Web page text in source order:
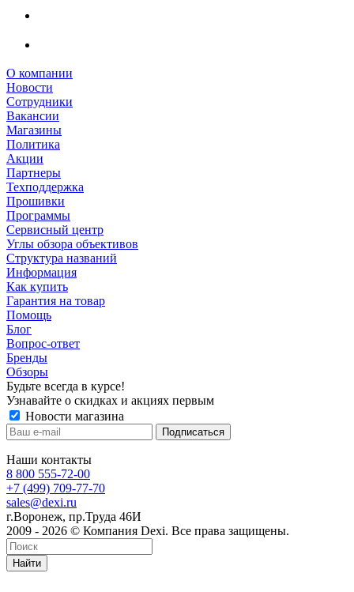
О компании
Новости
Сотрудники
Вакансии
Магазины
Политика
Акции
Партнеры
Техподдержка
Прошивки
Программы
Сервисный центр
Углы обзора объективов
Структура названий
Информация
Как купить
Гарантия на товар
Помощь
Блог
Вопрос-ответ
Бренды
Обзоры
Будьте всегда в курсе!
Узнавайте о скидках и акциях первым
Новости магазина
Наши контакты
8 800 555-72-00
+7 (499) 709-77-70
sales@dexi.ru
г.Воронеж, пр.Труда 46И
2009 - 2026 © Компания Dexi. Все права защищены.
Найти